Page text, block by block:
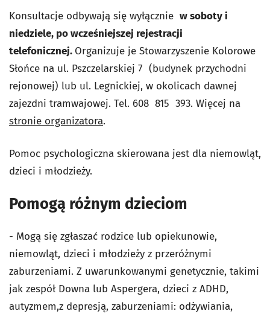
Konsultacje odbywają się wyłącznie w soboty i
niedziele, po wcześniejszej rejestracji
telefonicznej. Organizuje je Stowarzyszenie Kolorowe
Słońce na ul. Pszczelarskiej 7 (budynek przychodni
rejonowej) lub ul. Legnickiej, w okolicach dawnej
zajezdni tramwajowej. Tel. 608 815 393. Więcej na
stronie organizatora.
Pomoc psychologiczna skierowana jest dla niemowląt,
dzieci i młodzieży.
Pomogą różnym dzieciom
- Mogą się zgłaszać rodzice lub opiekunowie,
niemowląt, dzieci i młodzieży z przeróżnymi
zaburzeniami. Z uwarunkowanymi genetycznie, takimi
jak zespół Downa lub Aspergera, dzieci z ADHD,
autyzmem,z depresją, zaburzeniami: odżywiania,